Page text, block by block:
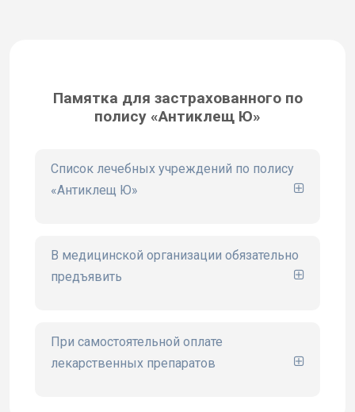
Памятка для застрахованного по
полису «Антиклещ Ю»
Список лечебных учреждений по полису
«Антиклещ Ю»
В медицинской организации обязательно
предъявить
При самостоятельной оплате
лекарственных препаратов